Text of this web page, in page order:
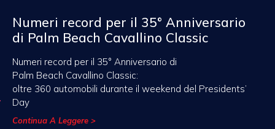
Numeri record per il 35° Anniversario
di Palm Beach Cavallino Classic
Numeri record per il 35° Anniversario di
Palm Beach Cavallino Classic:
oltre 360 automobili durante il weekend del Presidents’
Day
Continua A Leggere >